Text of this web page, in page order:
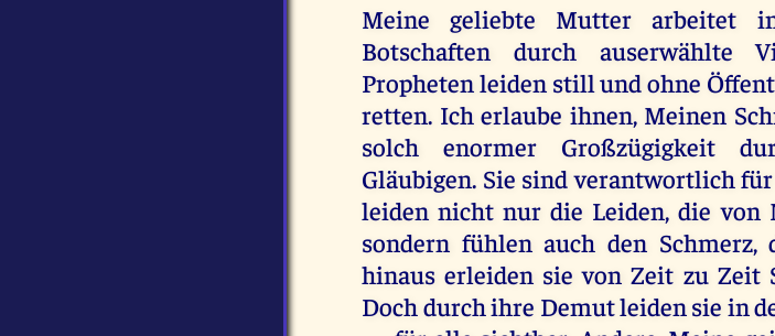
Meine geliebte Mutter arbeitet
Botschaften durch auserwählte
Propheten leiden still und ohne
retten. Ich erlaube ihnen, Meinen
solch enormer Großzügigkeit
Gläubigen. Sie sind verantwortlich
leiden nicht nur die Leiden, die von
sondern fühlen auch den
hinaus erleiden sie von Zeit zu Zeit
Doch durch ihre Demut leiden sie in